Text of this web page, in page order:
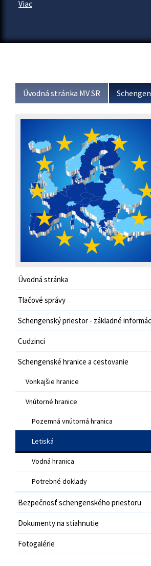
Viac
Úvodná stránka MV SR Schengen
Úvodná stránka
Tlačové správy
Schengenský priestor - základné
Cudzinci
Schengenské hranice a cestovanie
Vonkajšie hranice
Vnútorné hranice
Pozemná vnútorná hranica
Letiská
Vodná hranica
Potrebné doklady
Bezpečnosť schengenského priestoru
Dokumenty na stiahnutie
Fotogalérie